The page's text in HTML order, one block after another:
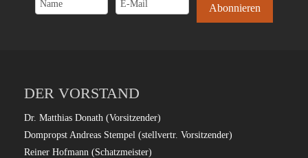
DER VORSTAND
Dr. Matthias Donath (Vorsitzender)
Dompropst Andreas Stempel (stellvertr. Vorsitzender)
Reiner Hofmann (Schatzmeister)